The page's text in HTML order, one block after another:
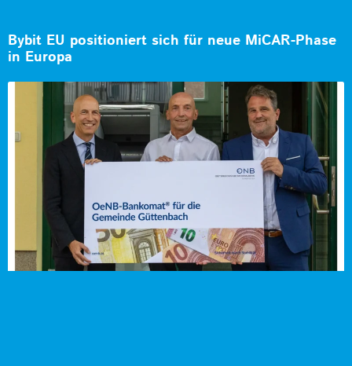
Bybit EU positioniert sich für neue MiCAR-Phase
in Europa